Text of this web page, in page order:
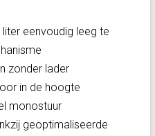
eenvoudig leeg te
zonder lader
in de hoogte
monostuur
geoptimaliseerde